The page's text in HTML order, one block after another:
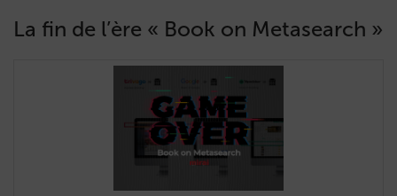
La fin de l’ère « Book on Metasearch »